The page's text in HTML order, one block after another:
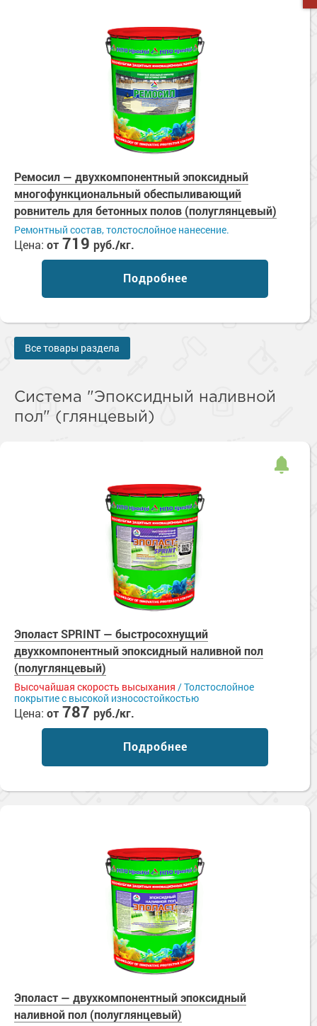
Ремосил — двухкомпонентный эпоксидный
многофункциональный обеспыливающий
ровнитель для бетонных полов (полуглянцевый)
Ремонтный состав, толстослойное нанесение.
Цена: от 719 руб./кг.
Подробнее
Все товары раздела
Система "Эпоксидный наливной
пол" (глянцевый)
Эполаст SPRINT — быстросохнущий
двухкомпонентный эпоксидный наливной пол
(полуглянцевый)
Высочайшая скорость высыхания / Толстослойное
покрытие с высокой износостойкостью
Цена: от 787 руб./кг.
Подробнее
Эполаст — двухкомпонентный эпоксидный
наливной пол (полуглянцевый)